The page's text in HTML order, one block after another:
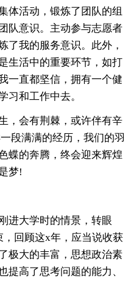
活动，锻炼了团队的组
队意识。主动参与志愿者
了我的服务意识。此外，
生活中的重要环节，如打
一直都坚信，拥有一个健
习和工作中去。
会有荆棘，或许伴有辛
段满满的经历，我们的羽
蝶的奔腾，终会迎来辉煌
梦!
大学时的情景，转眼
回顾这x年，应当说收获
极大的丰富，思想政治素
提高了思考问题的能力、